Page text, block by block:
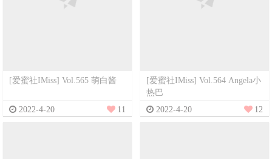
[爱蜜社IMiss] Vol.565 萌白酱
2022-4-20 11
[爱蜜社IMiss] Vol.564 Angela小
热巴
2022-4-20
12